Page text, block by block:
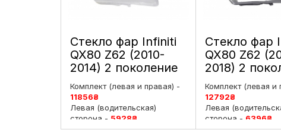
Стекло фар Infiniti
QX80 Z62 (2010-
2014) 2 поколение
дорестайлинг лево
е и правое
Комплект (левая и правая) -
11856₴
Левая (водительская)
сторона - 5928₴
Правая (пассажирская)
Стекло фар
QX80 Z62
2018) 2
рестайлинг
и правое
Комплект (левая и
12792₴
Левая
сторона - 6396₴
Правая